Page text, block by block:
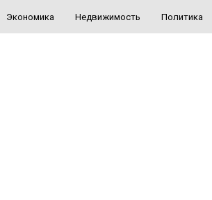
Экономика Недвижимость Политика